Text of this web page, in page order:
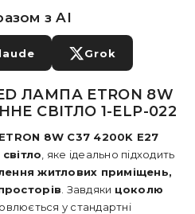
з AI
Grok
ЛАМПА ETRON 8W
СВІТЛО 1-ELP-022
8W C37 4200K E27
, яке ідеально підходить
житлових приміщень,
. Завдяки цоколю
у стандартні